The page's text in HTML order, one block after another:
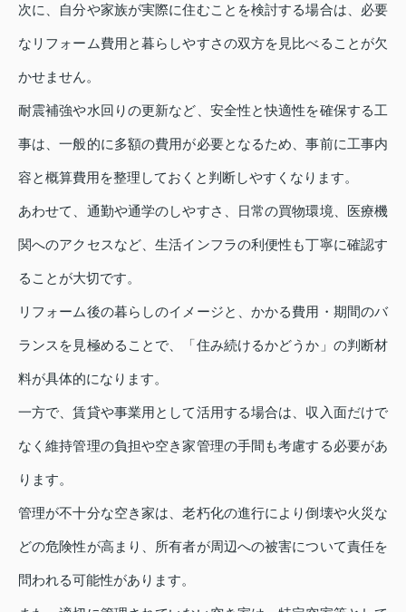
次に、自分や家族が実際に住むことを検討する場合は、必要
なリフォーム費用と暮らしやすさの双方を見比べることが欠
かせません。
耐震補強や水回りの更新など、安全性と快適性を確保する工
事は、一般的に多額の費用が必要となるため、事前に工事内
容と概算費用を整理しておくと判断しやすくなります。
あわせて、通勤や通学のしやすさ、日常の買物環境、医療機
関へのアクセスなど、生活インフラの利便性も丁寧に確認す
ることが大切です。
リフォーム後の暮らしのイメージと、かかる費用・期間のバ
ランスを見極めることで、「住み続けるかどうか」の判断材
料が具体的になります。
一方で、賃貸や事業用として活用する場合は、収入面だけで
なく維持管理の負担や空き家管理の手間も考慮する必要があ
ります。
管理が不十分な空き家は、老朽化の進行により倒壊や火災な
どの危険性が高まり、所有者が周辺への被害について責任を
問われる可能性があります。